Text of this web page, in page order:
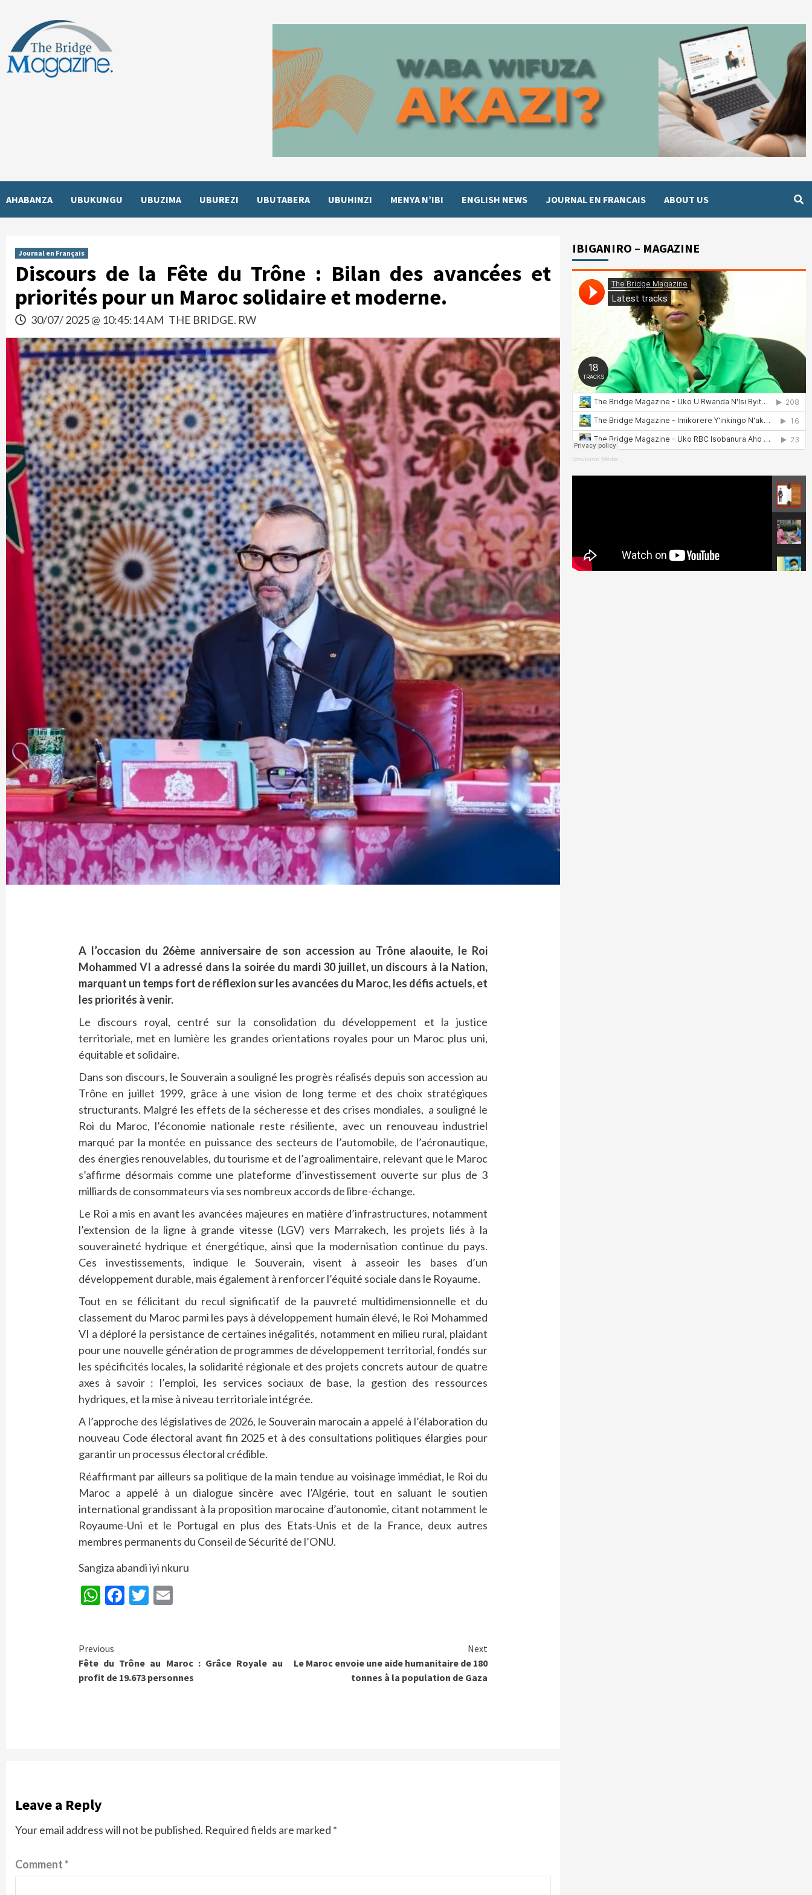
content
AHABANZA UBUKUNGU UBUZIMA UBUREZI UBUTABERA UBUHINZI MENYA N’IBI ENGLISH NEWS JOURNAL EN FRANCAIS ABOUT US
Journal en Français
Discours de la Fête du Trône : Bilan des avancées et
priorités pour un Maroc solidaire et moderne.
30/07/ 2025 @ 10:45:14 AM THE BRIDGE. RW
A l’occasion du 26ème anniversaire de son accession au Trône alaouite, le Roi
Mohammed VI a adressé dans la soirée du mardi 30 juillet, un discours à la Nation,
marquant un temps fort de réflexion sur les avancées du Maroc, les défis actuels, et
les priorités à venir.
Le discours royal, centré sur la consolidation du développement et la justice
territoriale, met en lumière les grandes orientations royales pour un Maroc plus uni,
équitable et solidaire.
Dans son discours, le Souverain a souligné les progrès réalisés depuis son accession au
Trône en juillet 1999, grâce à une vision de long terme et des choix stratégiques
structurants. Malgré les effets de la sécheresse et des crises mondiales, a souligné le
Roi du Maroc, l’économie nationale reste résiliente, avec un renouveau industriel
marqué par la montée en puissance des secteurs de l’automobile, de l’aéronautique,
des énergies renouvelables, du tourisme et de l’agroalimentaire, relevant que le Maroc
s’affirme désormais comme une plateforme d’investissement ouverte sur plus de 3
milliards de consommateurs via ses nombreux accords de libre-échange.
Le Roi a mis en avant les avancées majeures en matière d’infrastructures, notamment
l’extension de la ligne à grande vitesse (LGV) vers Marrakech, les projets liés à la
souveraineté hydrique et énergétique, ainsi que la modernisation continue du pays.
Ces investissements, indique le Souverain, visent à asseoir les bases d’un
développement durable, mais également à renforcer l’équité sociale dans le Royaume.
Tout en se félicitant du recul significatif de la pauvreté multidimensionnelle et du
classement du Maroc parmi les pays à développement humain élevé, le Roi Mohammed
VI a déploré la persistance de certaines inégalités, notamment en milieu rural, plaidant
pour une nouvelle génération de programmes de développement territorial, fondés sur
les spécificités locales, la solidarité régionale et des projets concrets autour de quatre
axes à savoir : l’emploi, les services sociaux de base, la gestion des ressources
hydriques, et la mise à niveau territoriale intégrée.
A l’approche des législatives de 2026, le Souverain marocain a appelé à l’élaboration du
nouveau Code électoral avant fin 2025 et à des consultations politiques élargies pour
garantir un processus électoral crédible.
Réaffirmant par ailleurs sa politique de la main tendue au voisinage immédiat, le Roi du
Maroc a appelé à un dialogue sincère avec l’Algérie, tout en saluant le soutien
international grandissant à la proposition marocaine d’autonomie, citant notamment le
Royaume-Uni et le Portugal en plus des Etats-Unis et de la France, deux autres
membres permanents du Conseil de Sécurité de l’ONU.
Sangiza abandi iyi nkuru
WhatsApp
Facebook
Twitter
Continue
Reading
Previous
Fête du Trône au Maroc : Grâce Royale au
profit de 19.673 personnes
Next
Le Maroc envoie une aide humanitaire de 180
tonnes à la population de Gaza
Leave a Reply
Your email address will not be published. Required fields are marked *
Comment*
IBIGANIRO – MAGAZINE
Umukunzi Média